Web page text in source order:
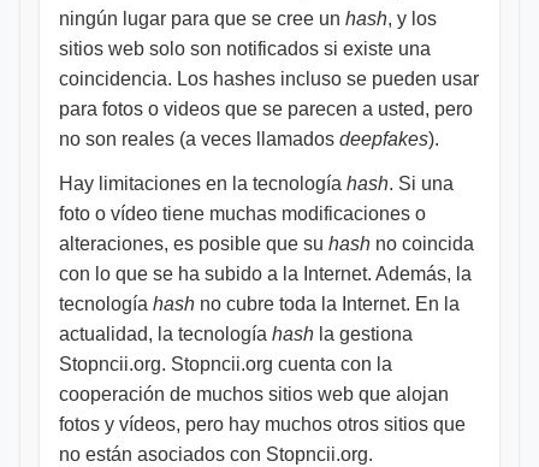
ningún lugar para que se cree un hash, y los
sitios web solo son notificados si existe una
coincidencia. Los hashes incluso se pueden usar
para fotos o videos que se parecen a usted, pero
no son reales (a veces llamados deepfakes).
Hay limitaciones en la tecnología hash. Si una
foto o vídeo tiene muchas modificaciones o
alteraciones, es posible que su hash no coincida
con lo que se ha subido a la Internet. Además, la
tecnología hash no cubre toda la Internet. En la
actualidad, la tecnología hash la gestiona
Stopncii.org. Stopncii.org cuenta con la
cooperación de muchos sitios web que alojan
fotos y vídeos, pero hay muchos otros sitios que
no están asociados con Stopncii.org.